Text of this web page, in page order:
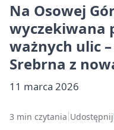
Na Osowej
wyczekiwana
ważnych ulic
Srebrna z
11 marca 2026
3 min czytania Udostępnij